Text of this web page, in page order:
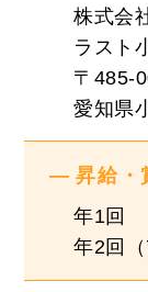
有給消化率
始も6日間は
「面接」と
知るための
『社風』
・評価制度を
株式会
ラスト
〒485-
愛知県
昇給・
年1回
年2回（